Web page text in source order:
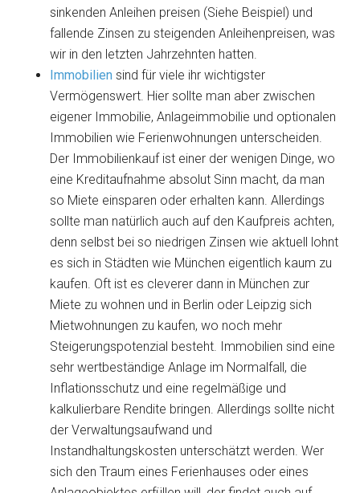
sinkenden Anleihen preisen (Siehe Beispiel) und
fallende Zinsen zu steigenden Anleihenpreisen, was
wir in den letzten Jahrzehnten hatten.
Immobilien sind für viele ihr wichtigster
Vermögenswert. Hier sollte man aber zwischen
eigener Immobilie, Anlageimmobilie und optionalen
Immobilien wie Ferienwohnungen unterscheiden.
Der Immobilienkauf ist einer der wenigen Dinge, wo
eine Kreditaufnahme absolut Sinn macht, da man
so Miete einsparen oder erhalten kann. Allerdings
sollte man natürlich auch auf den Kaufpreis achten,
denn selbst bei so niedrigen Zinsen wie aktuell lohnt
es sich in Städten wie München eigentlich kaum zu
kaufen. Oft ist es cleverer dann in München zur
Miete zu wohnen und in Berlin oder Leipzig sich
Mietwohnungen zu kaufen, wo noch mehr
Steigerungspotenzial besteht. Immobilien sind eine
sehr wertbeständige Anlage im Normalfall, die
Inflationsschutz und eine regelmäßige und
kalkulierbare Rendite bringen. Allerdings sollte nicht
der Verwaltungsaufwand und
Instandhaltungskosten unterschätzt werden. Wer
sich den Traum eines Ferienhauses oder eines